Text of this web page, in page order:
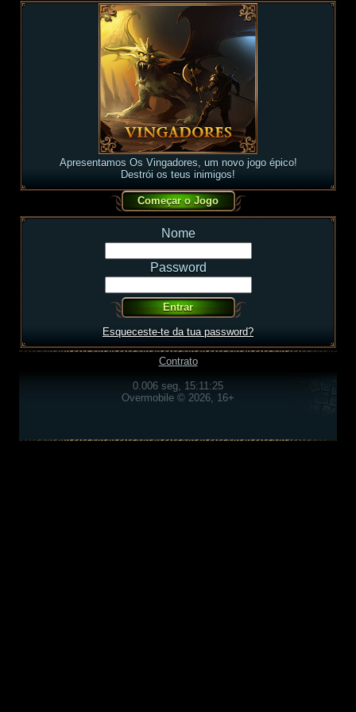
Apresentamos Os Vingadores, um novo jogo épico!
Destrói os teus inimigos!
Nome
Password
Esqueceste-te da tua password?
Contrato
0.006 seg, 15:11:25
Overmobile © 2026, 16+